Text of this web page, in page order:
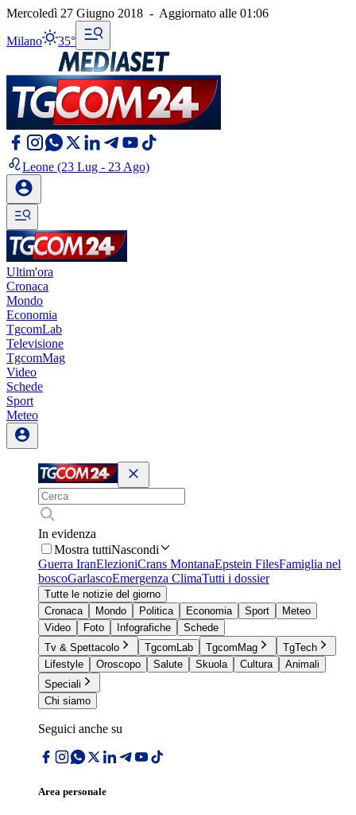
Mercoledì 27 Giugno 2018 - Aggiornato alle 01:06
Milano 35°
Leone (23 Lug - 23 Ago)
Ultim'ora
Cronaca
Mondo
Economia
TgcomLab
Televisione
TgcomMag
Video
Schede
Sport
Meteo
In evidenza
Mostra tuttiNascondi
Guerra IranElezioniCrans MontanaEpstein FilesFamiglia nel
boscoGarlascoEmergenza ClimaTutti i dossier
Tutte le notizie del giorno
Cronaca
Mondo Politica Economia Sport
Meteo
Video
Foto Infografiche
Schede
Tv & Spettacolo
TgcomLab TgcomMag
TgTech
Lifestyle
Oroscopo Salute Skuola Cultura
Animali
Speciali
Chi siamo
Seguici anche su
Area personale